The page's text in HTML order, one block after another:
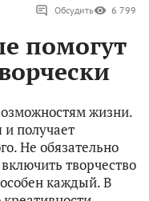
Обсудить 6 799
помогут
жизни.
и получает
Не обязательно
творчество
каждый. В